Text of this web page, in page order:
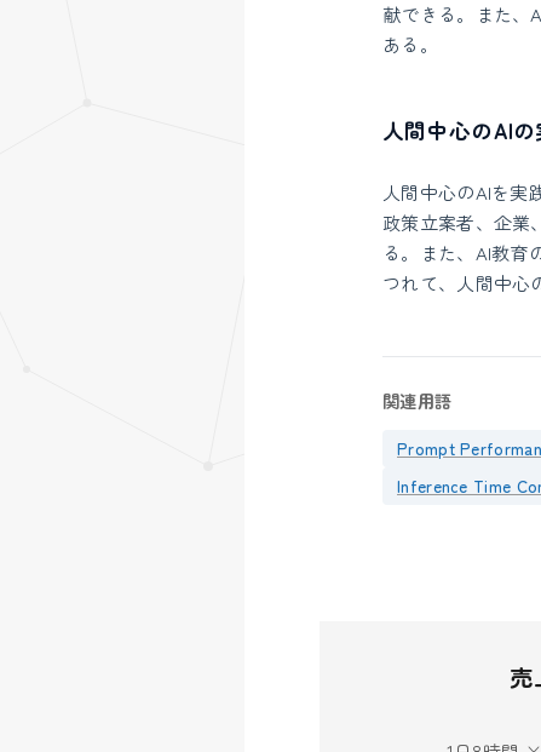
献できる。また、
ある。
人間中心のAI
人間中心のAIを実
政策立案者、企業
る。また、AI教育
つれて、人間中心
関連用語
Prompt
Inference Time
売